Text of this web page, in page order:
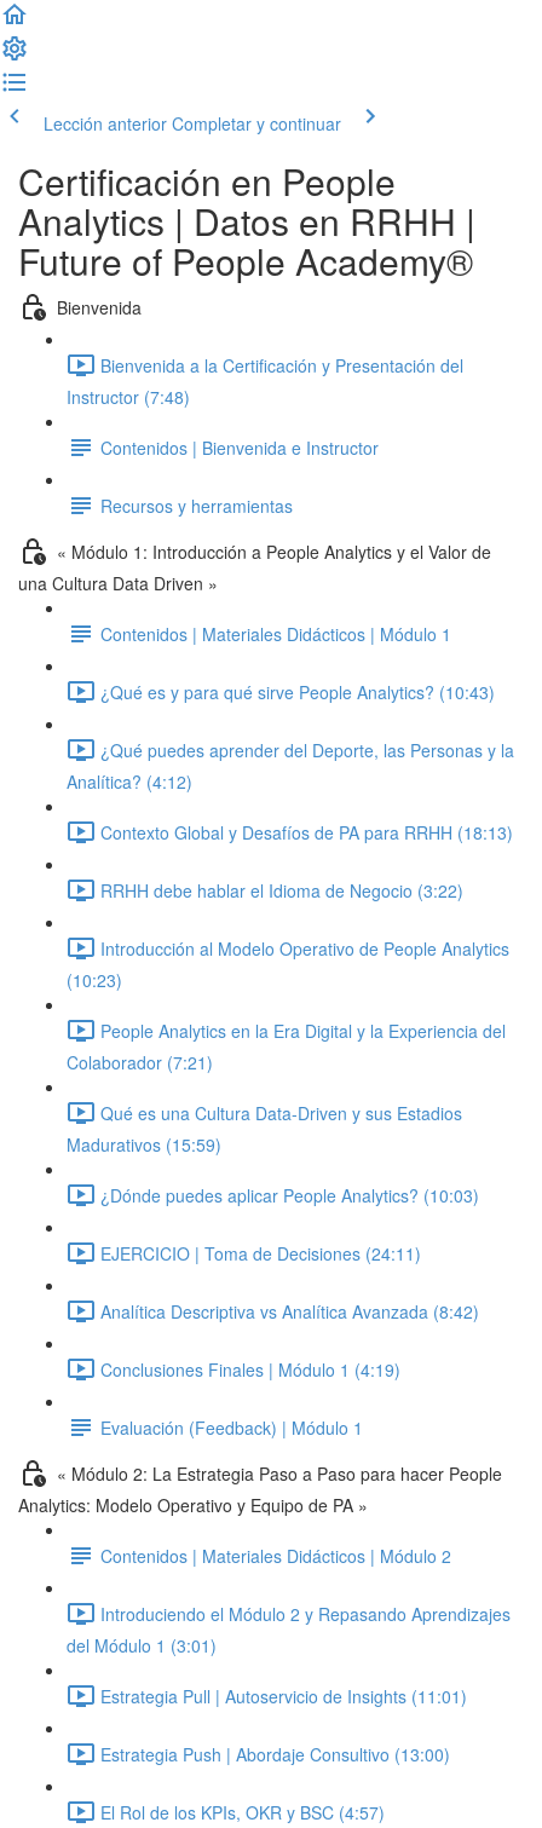
Lección anterior Completar y continuar
Certificación en People
Analytics | Datos en RRHH |
Future of People Academy®
Bienvenida
Bienvenida a la Certificación y Presentación del
Instructor (7:48)
Contenidos | Bienvenida e Instructor
Recursos y herramientas
« Módulo 1: Introducción a People Analytics y el Valor de
una Cultura Data Driven »
Contenidos | Materiales Didácticos | Módulo 1
¿Qué es y para qué sirve People Analytics? (10:43)
¿Qué puedes aprender del Deporte, las Personas y la
Analítica? (4:12)
Contexto Global y Desafíos de PA para RRHH (18:13)
RRHH debe hablar el Idioma de Negocio (3:22)
Introducción al Modelo Operativo de People Analytics
(10:23)
People Analytics en la Era Digital y la Experiencia del
Colaborador (7:21)
Qué es una Cultura Data-Driven y sus Estadios
Madurativos (15:59)
¿Dónde puedes aplicar People Analytics? (10:03)
EJERCICIO | Toma de Decisiones (24:11)
Analítica Descriptiva vs Analítica Avanzada (8:42)
Conclusiones Finales | Módulo 1 (4:19)
Evaluación (Feedback) | Módulo 1
« Módulo 2: La Estrategia Paso a Paso para hacer People
Analytics: Modelo Operativo y Equipo de PA »
Contenidos | Materiales Didácticos | Módulo 2
Introduciendo el Módulo 2 y Repasando Aprendizajes
del Módulo 1 (3:01)
Estrategia Pull | Autoservicio de Insights (11:01)
Estrategia Push | Abordaje Consultivo (13:00)
El Rol de los KPIs, OKR y BSC (4:57)